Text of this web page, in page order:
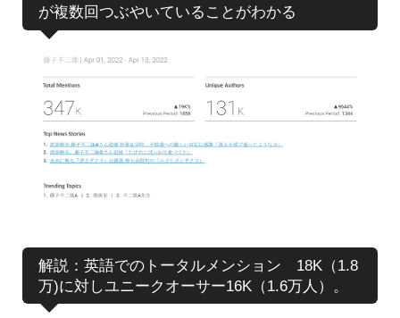
が複数回つぶやいていることがわかる
解説：英語でのトータルメンション 18K（1.8
万)に対しユニークオーサー16K（1.6万人）。